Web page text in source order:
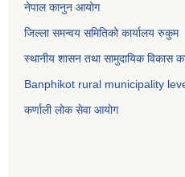
नेपाल कानुन आयोग
जिल्ला समन्वय समितिको कार्यालय रुकुम
स्थानीय शासन तथा सामुदायिक विकास
Banphikot rural municipality
कर्णाली लोक सेवा आयाेग